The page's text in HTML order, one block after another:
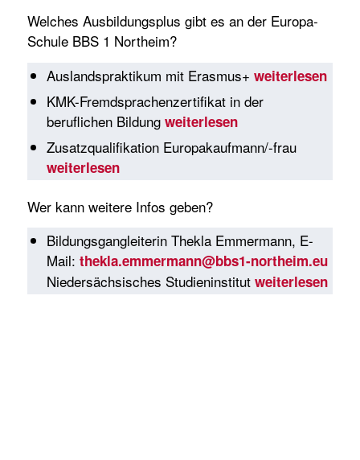
Welches Ausbildungsplus gibt es an der Europa-
Schule BBS 1 Northeim?
Auslandspraktikum mit Erasmus+ weiterlesen
KMK-Fremdsprachenzertifikat in der
beruflichen Bildung weiterlesen
Zusatzqualifikation Europakaufmann/-frau
weiterlesen
Wer kann weitere Infos geben?
Bildungsgangleiterin Thekla Emmermann, E-
Mail: thekla.emmermann@bbs1-northeim.eu
Niedersächsisches Studieninstitut weiterlesen